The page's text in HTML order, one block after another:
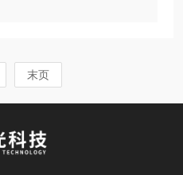
末页